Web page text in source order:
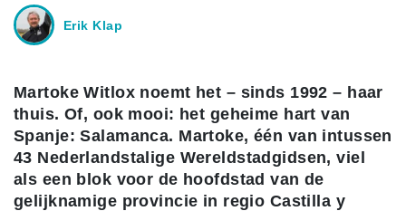
Erik Klap
Martoke Witlox noemt het – sinds 1992 – haar
thuis. Of, ook mooi: het geheime hart van
Spanje: Salamanca. Martoke, één van intussen
43 Nederlandstalige Wereldstadgidsen, viel
als een blok voor de hoofdstad van de
gelijknamige provincie in regio Castilla y